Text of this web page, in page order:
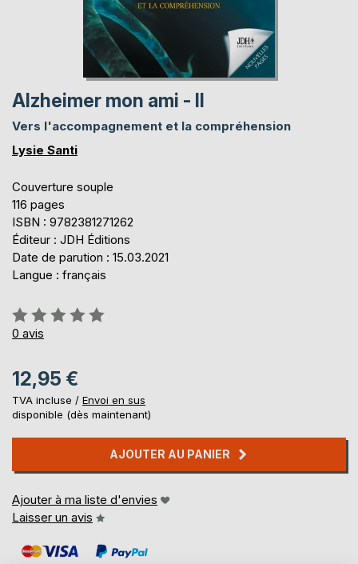
Alzheimer mon ami - II
Vers l'accompagnement et la compréhension
Lysie Santi
Couverture souple
116 pages
ISBN : 9782381271262
Éditeur : JDH Éditions
Date de parution : 15.03.2021
Langue : français
Évaluation:
0%
0 avis
12,95 €
TVA incluse / Envoi en sus
disponible (dès maintenant)
AJOUTER AU PANIER
Ajouter à ma liste d'envies
Laisser un avis